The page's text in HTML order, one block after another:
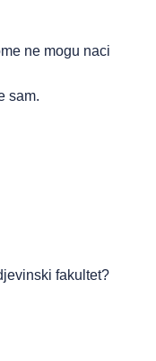
ne mogu naci
sam.
fakultet?